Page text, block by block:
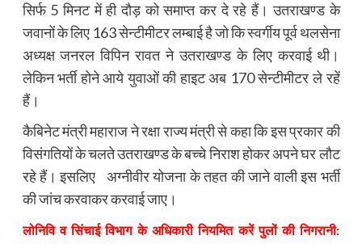
सिर्फ 5 मिनट में ही दौड़ को समाप्त कर दे रहे हैं। उतराखण्ड के
जवानों के लिए 163 सेन्टीमीटर लम्बाई है जो कि स्वर्गीय पूर्व थलसेना
अध्यक्ष जनरल विपिन रावत ने उतराखण्ड के लिए करवाई थी।
लेकिन भर्ती होने आये युवाओं की हाइट अब 170 सेन्टीमीटर ले रहें
हैं।
कैबिनेट मंत्री महाराज ने रक्षा राज्य मंत्री से कहा कि इस प्रकार की
विसंगतियों के चलते उतराखण्ड के बच्चे निराश होकर अपने घर लौट
रहे हैं। इसलिए अग्नीवीर योजना के तहत की जाने वाली इस भर्ती
की जांच करवाकर करवाई जाए।
लोनिवि व सिंचाई विभाग के अधिकारी नियमित करें पुलों की निगरानी: